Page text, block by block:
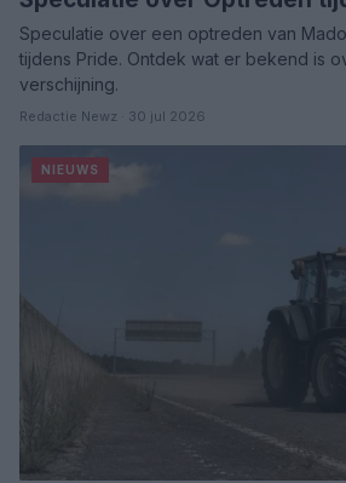
Speculatie over een optreden van
tijdens Pride. Ontdek wat er bekend is
verschijning.
Redactie Newz · 30 jul 2026
NIEUWS